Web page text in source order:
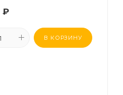
₽
В КОРЗИНУ